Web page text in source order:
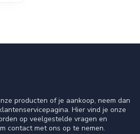
producten of je aankoop, neem dan
Hier vind je onze
op veelgestelde vragen en
contact met ons op te nemen.